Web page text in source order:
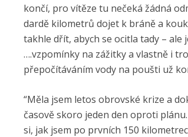
končí, pro vítěze tu nečeká žádná
dardě kilometrů dojet k bráně a
takhle dřít, abych se ocitla tady –
….vzpomínky na zážitky a vlastně i
přepočítáváním vody na poušti už
“Měla jsem letos obrovské krize a
časově skoro jeden den oproti
si, jak jsem po prvních 150